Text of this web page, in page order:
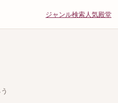
ジャンル検索人気殿堂